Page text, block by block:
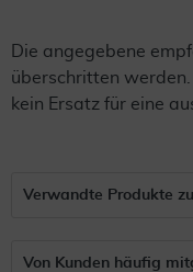
Die angegebene
überschritten
kein Ersatz für eine
Verwandte Produkte
Von Kunden häufig